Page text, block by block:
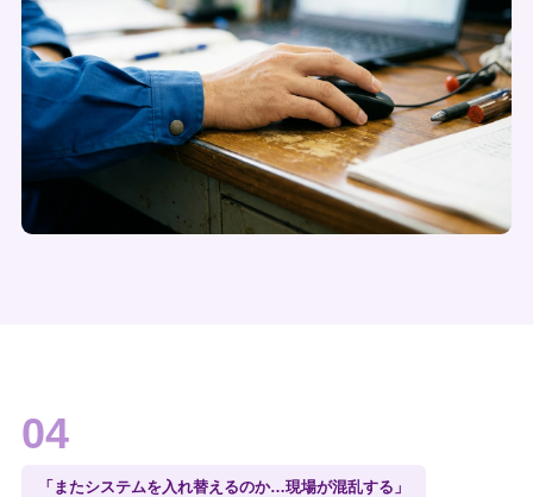
04
「またシステムを入れ替えるのか…現場が混乱する」